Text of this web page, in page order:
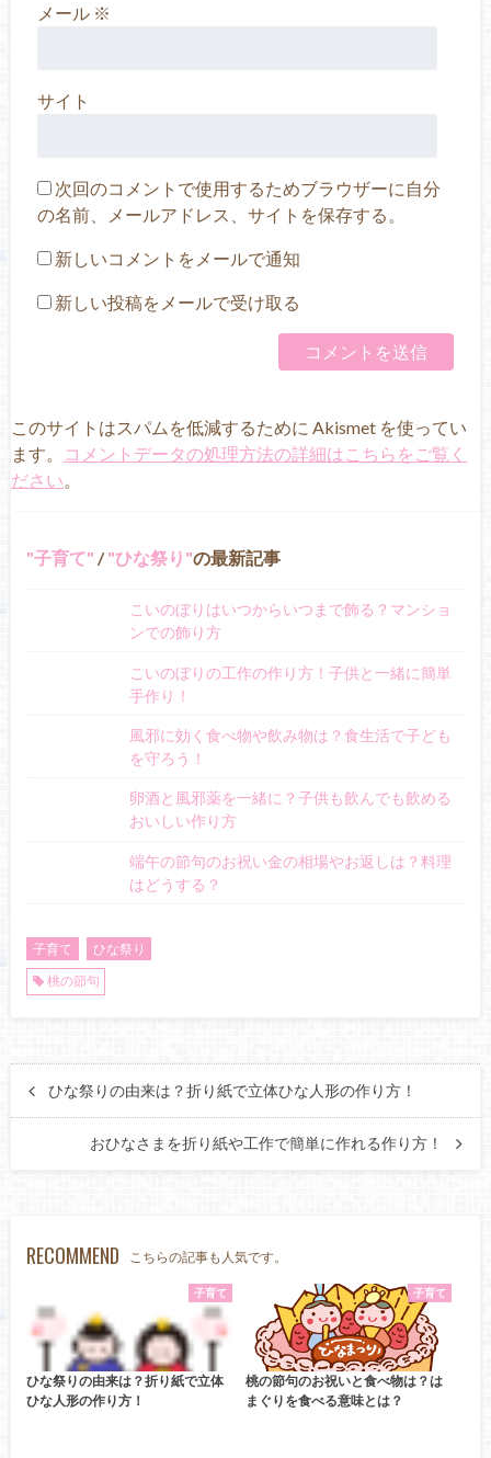
メール ※
サイト
次回のコメントで使用するためブラウザーに自分
の名前、メールアドレス、サイトを保存する。
新しいコメントをメールで通知
新しい投稿をメールで受け取る
このサイトはスパムを低減するために Akismet を使ってい
ます。
コメントデータの処理方法の詳細はこちらをご覧く
ださい
子育て / ひな祭り の最新記事
こいのぼりはいつからいつまで飾る？マンショ
ンでの飾り方
こいのぼりの工作の作り方！子供と一緒に簡単
手作り！
風邪に効く食べ物や飲み物は？食生活で子ども
を守ろう！
卵酒と風邪薬を一緒に？子供も飲んでも飲める
おいしい作り方
端午の節句のお祝い金の相場やお返しは？料理
はどうする？
子育て
ひな祭り
桃の節句
ひな祭りの由来は？折り紙で立体ひな人形の作り方！
おひなさまを折り紙や工作で簡単に作れる作り方！
RECOMMEND こちらの記事も人気です。
子育て
ひな祭りの由来は？折り紙で立体
ひな人形の作り方！
子育て
桃の節句のお祝いと食べ物は？は
まぐりを食べる意味とは？